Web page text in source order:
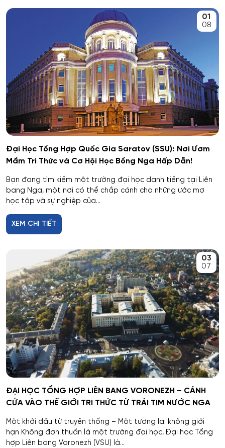
Veliky Novgorod
Penza
Barnaul
Kursk
Kaluga
Voronezh
Tambov
Belgorod
Yaroslavl
Ivanovo
Ulyanovsk
Irkutsk
Nizhny Novgorod
Tyumen
An toàn kỹ thuật và môi trường
An toàn môi trường kỹ thuật
An toàn thông tin
Biên - Phiên dịch
Biểu diễn nghệ thuật múa
Báo chí
Bản đồ và Địa tin học
Bảo mật công nghệ thông tin trong thực thi pháp luật
Bảo mật máy tính
Bảo mật thông tin của hệ thống tự động
Bảo mật thông tin của hệ thống viễn thông
Bảo trì kỹ thuật và khai thác thiết bị vô tuyến điện tử
Bảo tồn và gìn giữ di sản văn hóa và thiên nhiên
Chuẩn hóa và đo lường
Chính sách công và khoa học xã hội
Chỉ huy dàn nhạc
Các quy trình tiết kiệm năng lượng và tài nguyên
01
08
Đại Học Tổng Hợp Quốc Gia Saratov (SSU): Nơi Ươm
Mầm Tri Thức và Cơ Hội Học Bổng Nga Hấp Dẫn!
Bạn đang tìm kiếm một trường đại học danh tiếng tại Liên
bang Nga, một nơi có thể chắp cánh cho những ước mơ
học tập và sự nghiệp của...
XEM CHI TIẾT
03
07
ĐẠI HỌC TỔNG HỢP LIÊN BANG VORONEZH – CÁNH
CỬA VÀO THẾ GIỚI TRI THỨC TỪ TRÁI TIM NƯỚC NGA
Một khởi đầu từ truyền thống – Một tương lai không giới
hạn Không đơn thuần là một trường đại học, Đại học Tổng
hợp Liên bang Voronezh (VSU) là...